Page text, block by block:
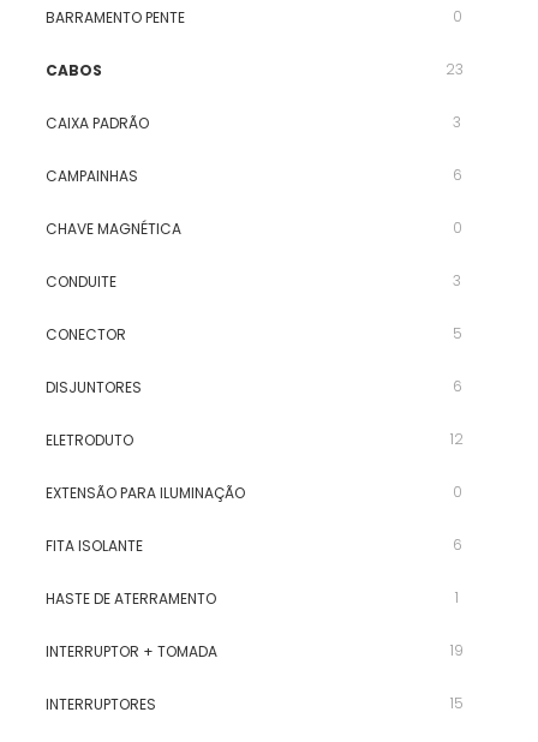
BARRAMENTO PENTE 0
CABOS 23
CAIXA PADRÃO 3
CAMPAINHAS 6
CHAVE MAGNÉTICA 0
CONDUITE 3
CONECTOR 5
DISJUNTORES 6
ELETRODUTO 12
EXTENSÃO PARA ILUMINAÇÃO 0
FITA ISOLANTE 6
HASTE DE ATERRAMENTO 1
INTERRUPTOR + TOMADA 19
INTERRUPTORES 15